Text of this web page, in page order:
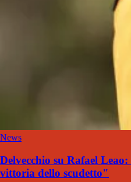
News
Delvecchio su Rafael
vittoria dello scudetto"